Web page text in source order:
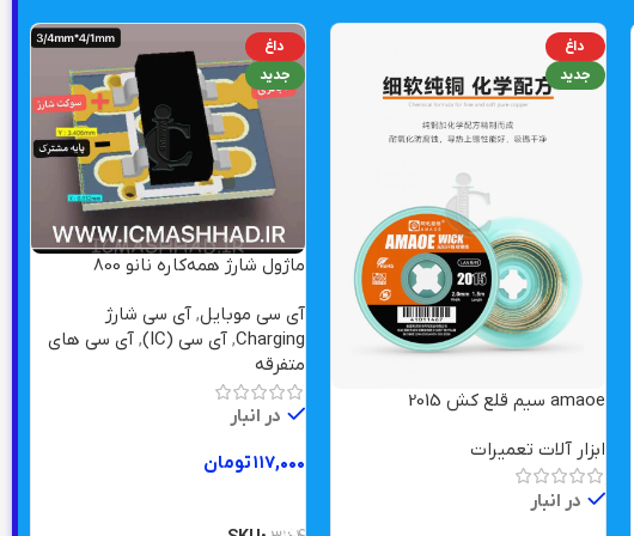
داغ
جدید
amaoe سیم قلع کش 2015
ابزار آلات تعمیرات
در انبار
داغ
جدید
ماژول شارژ همه‌کاره نانو 800
آی سی موبایل,آی سی شارژ
Charging
,آی سی (IC) ,آی سی های
متفرقه
در انبار
۱۱۷,۰۰۰تومان